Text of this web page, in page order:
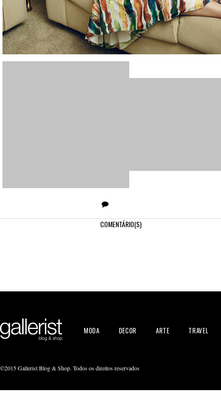
COMENTÁRIO(S)
MODA DECOR ARTE TRAVEL
©2015 Gallerist Blog & Shop. Todos os direitos reservados